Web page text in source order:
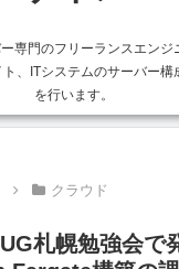
専門のフリーランスエンジ
、ITシステムのサーバー構
を行います。
クラウド
札幌勉強会で